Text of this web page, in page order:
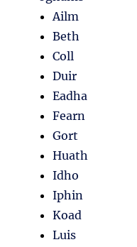
Ailm
Beth
Coll
Duir
Eadha
Fearn
Gort
Huath
Idho
Iphin
Koad
Luis